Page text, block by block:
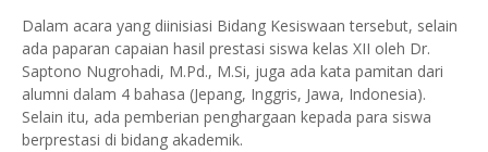
Dalam acara yang diinisiasi Bidang Kesiswaan tersebut, selain
ada paparan capaian hasil prestasi siswa kelas XII oleh Dr.
Saptono Nugrohadi, M.Pd., M.Si, juga ada kata pamitan dari
alumni dalam 4 bahasa (Jepang, Inggris, Jawa, Indonesia).
Selain itu, ada pemberian penghargaan kepada para siswa
berprestasi di bidang akademik.